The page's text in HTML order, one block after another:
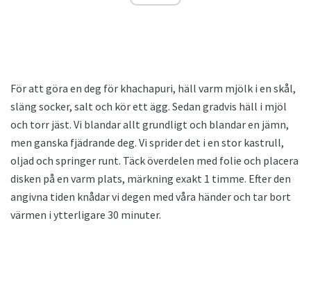
För att göra en deg för khachapuri, häll varm mjölk i en skål,
släng socker, salt och kör ett ägg. Sedan gradvis häll i mjöl
och torr jäst. Vi blandar allt grundligt och blandar en jämn,
men ganska fjädrande deg. Vi sprider det i en stor kastrull,
oljad och springer runt. Täck överdelen med folie och placera
disken på en varm plats, märkning exakt 1 timme. Efter den
angivna tiden knådar vi degen med våra händer och tar bort
värmen i ytterligare 30 minuter.